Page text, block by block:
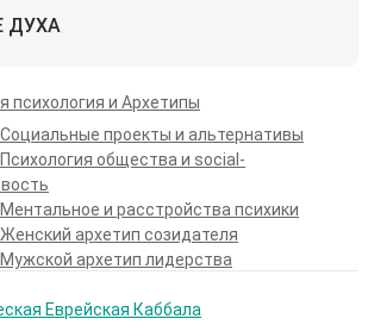
ДУХА
психология и Архетипы
Социальные проекты и альтернативы
Психология общества и social-
Ментальное и расстройства психики
Женский архетип созидателя
Мужской архетип лидерства
Еврейская Каббала